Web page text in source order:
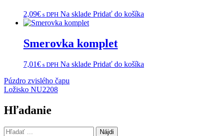
2,09€ s DPH Na sklade Pridať do košíka
Smerovka komplet
7,01€ s DPH Na sklade Pridať do košíka
Navigácia
v
článku
Púzdro zvislého čapu
Ložisko NU2208
Hľadanie
Hľadať: